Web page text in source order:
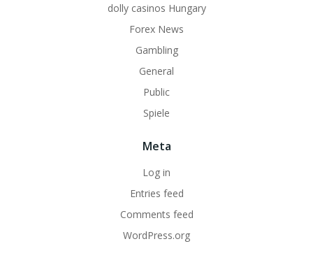
dolly casinos Hungary
Forex News
Gambling
General
Public
Spiele
Meta
Log in
Entries feed
Comments feed
WordPress.org